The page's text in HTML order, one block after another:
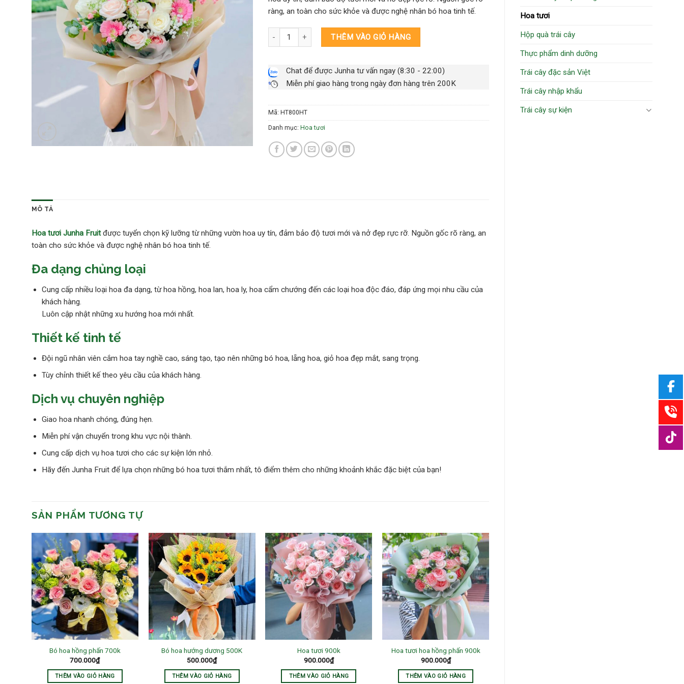
Hoa tươi
Hộp quà trái cây
Thực phẩm dinh dưỡng
Trái cây đặc sản Việt
Trái cây nhập khẩu
Trái cây sự kiện
ràng, an toàn cho sức khỏe và được nghệ nhân bó hoa tinh tế.
Bó hoa tươi hồng trắng 800k số lượng
THÊM VÀO GIỎ HÀNG
Chat để được Junha tư vấn ngay (8:30 - 22:00)
Miễn phí giao hàng trong ngày đơn hàng trên 200K
Mã: HT800HT
Danh mục: Hoa tươi
MÔ TẢ
Hoa tươi Junha Fruitđược tuyển chọn kỹ lưỡng từ những vườn hoa uy tín, đảm bảo độ tươi mới và nở đẹp rực rỡ. Nguồn gốc rõ ràng, an
toàn cho sức khỏe và được nghệ nhân bó hoa tinh tế.
Đa dạng chủng loại
Cung cấp nhiều loại hoa đa dạng, từ hoa hồng, hoa lan, hoa ly, hoa cẩm chướng đến các loại hoa độc đáo, đáp ứng mọi nhu cầu của
khách hàng.
Luôn cập nhật những xu hướng hoa mới nhất.
Thiết kế tinh tế
Đội ngũ nhân viên cắm hoa tay nghề cao, sáng tạo, tạo nên những bó hoa, lẵng hoa, giỏ hoa đẹp mắt, sang trọng.
Tùy chỉnh thiết kế theo yêu cầu của khách hàng.
Dịch vụ chuyên nghiệp
Giao hoa nhanh chóng, đúng hẹn.
Miễn phí vận chuyển trong khu vực nội thành.
Cung cấp dịch vụ hoa tươi cho các sự kiện lớn nhỏ.
Hãy đến Junha Fruit để lựa chọn những bó hoa tươi thắm nhất, tô điểm thêm cho những khoảnh khắc đặc biệt của bạn!
SẢN PHẨM TƯƠNG TỰ
Bó hoa hồng phấn 700k
700.000₫
THÊM VÀO GIỎ HÀNG
Bó hoa hướng dương 500K
500.000₫
THÊM VÀO GIỎ HÀNG
Hoa tươi 900k
900.000₫
THÊM VÀO GIỎ HÀNG
Hoa tươi hoa hồng phấn 900k
900.000₫
THÊM VÀO GIỎ HÀNG